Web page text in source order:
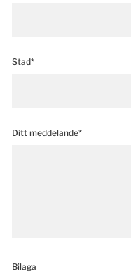
Stad*
Ditt meddelande*
Bilaga